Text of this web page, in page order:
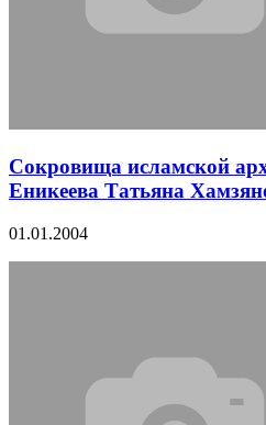
Сокровища исламской
Еникеева Татьяна
01.01.2004